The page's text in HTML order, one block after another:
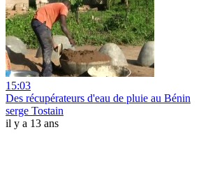
15:03
Des récupérateurs d'eau de pluie au Bénin
serge Tostain
il y a 13 ans